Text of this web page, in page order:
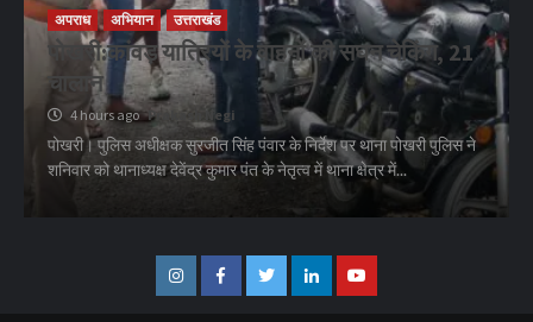
अपराध अभियान उत्तराखंड
पोखरी:कांवड़ यात्रियों के वाहनों की सघन चेकिंग, 21
चालान
4 hours ago Prakash Negi
पोखरी। पुलिस अधीक्षक सुरजीत सिंह पंवार के निर्देश पर थाना पोखरी पुलिस ने
शनिवार को थानाध्यक्ष देवेंद्र कुमार पंत के नेतृत्व में थाना क्षेत्र में...
InstagramFacebookTwitterLinkedinYoutube